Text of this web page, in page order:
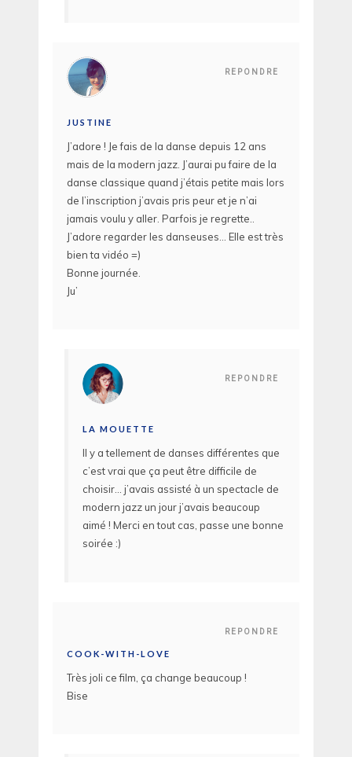
REPONDRE
JUSTINE
J’adore ! Je fais de la danse depuis 12 ans
mais de la modern jazz. J’aurai pu faire de la
danse classique quand j’étais petite mais lors
de l’inscription j’avais pris peur et je n’ai
jamais voulu y aller. Parfois je regrette..
J’adore regarder les danseuses… Elle est très
bien ta vidéo =)
Bonne journée.
Ju’
REPONDRE
LA MOUETTE
Il y a tellement de danses différentes que
c’est vrai que ça peut être difficile de
choisir… j’avais assisté à un spectacle de
modern jazz un jour j’avais beaucoup
aimé ! Merci en tout cas, passe une bonne
soirée :)
REPONDRE
COOK-WITH-LOVE
Très joli ce film, ça change beaucoup !
Bise